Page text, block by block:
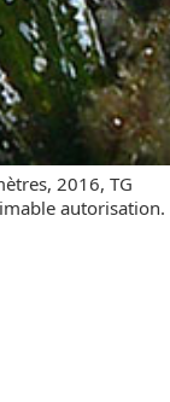
2016, TG
autorisation.